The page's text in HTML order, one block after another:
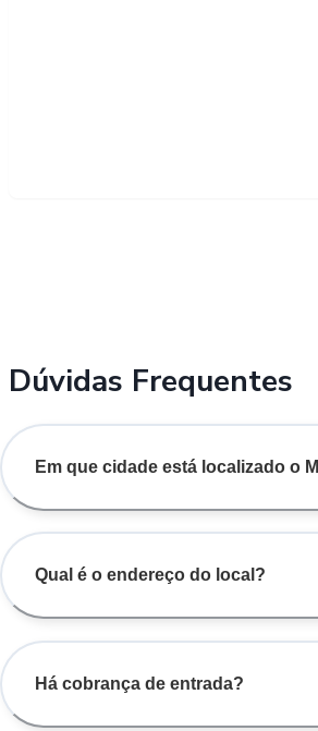
Dúvidas Frequentes
Em que cidade está localizado o
Qual é o endereço do local?
Há cobrança de entrada?